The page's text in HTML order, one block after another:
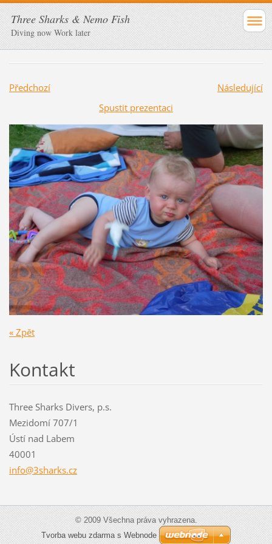
Three Sharks & Nemo Fish
Diving now Work later
Předchozí
Následující
Spustit prezentaci
« Zpět
Kontakt
Three Sharks Divers, p.s.
Mezidomí 707/1
Ústí nad Labem
40001
info@3sharks.cz
© 2009 Všechna práva vyhrazena.
Tvorba webu zdarma s Webnode